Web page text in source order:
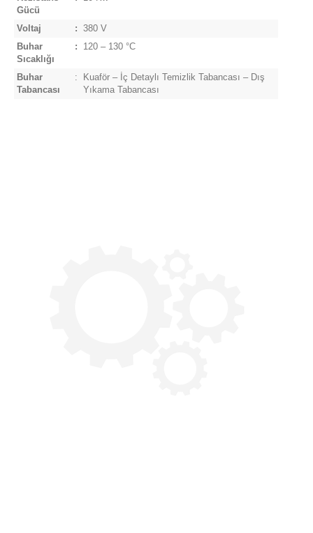
Gücü
Voltaj :
380 V
Buhar
Sıcaklığı
: 120 – 130 °C
Buhar
Tabancası
:
Kuaför – İç Detaylı Temizlik Tabancası – Dış
Yıkama Tabancası